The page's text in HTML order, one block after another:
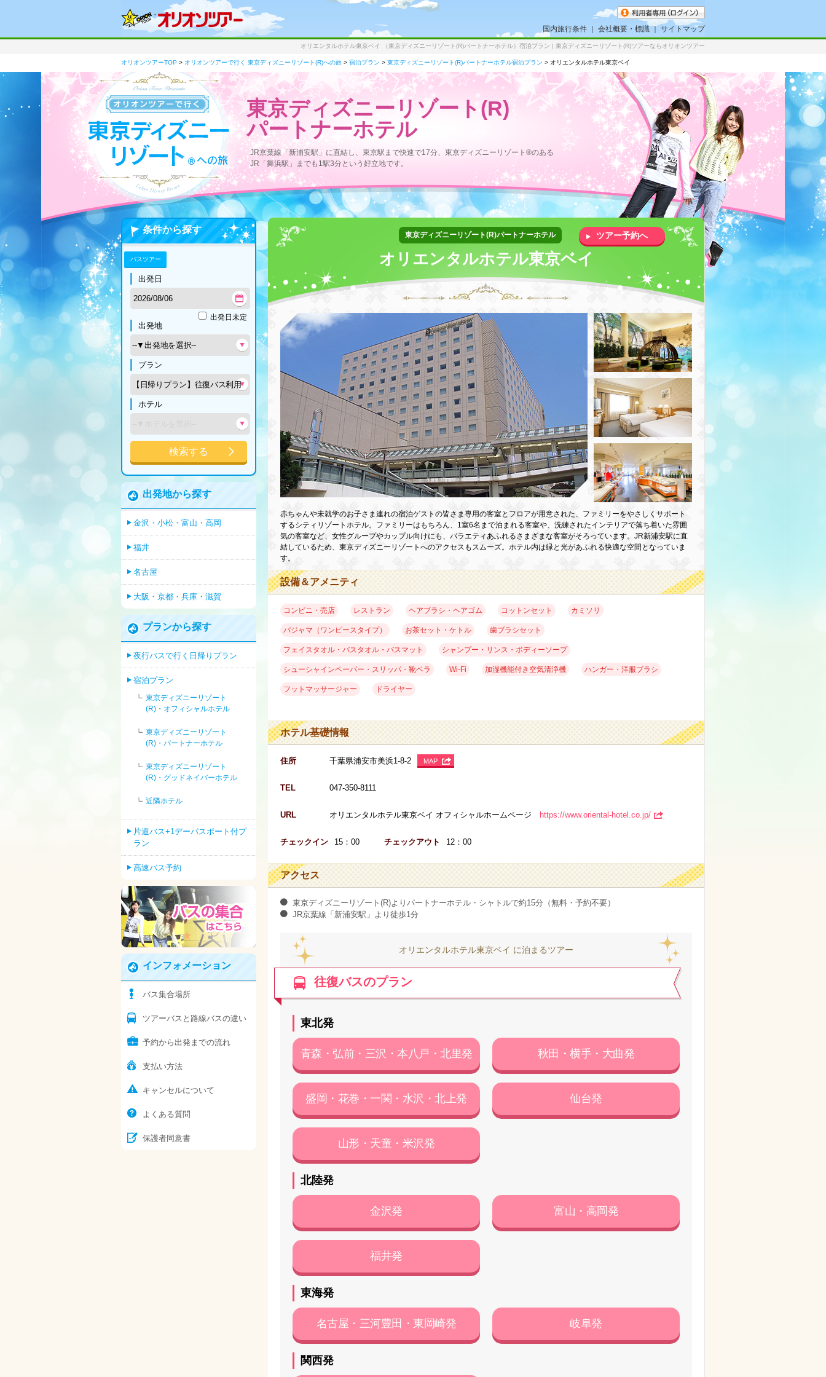
国内旅行条件 会社概要・標識｜ サイトマップ
オリエンタルホテル東京ベイ （東京ディズニーリゾート(R)パートナーホテル）宿泊プラン | 東京ディズニーリゾート(R)ツアーならオリオンツアー
オリオンツアーTOP > オリオンツアーで行く 東京ディズニーリゾート(R)への旅 > 宿泊プラン > 東京ディズニーリゾート(R)パートナーホテル宿泊プラン > オリエンタルホテル東京ベイ
東京ディズニーリゾート(R)
パートナーホテル
JR京葉線「新浦安駅」に直結し、東京駅まで快速で17分、東京ディズニーリゾート®のある
JR「舞浜駅」までも1駅3分という好立地です。
条件から探す
バスツアー
出発日
出発日未定
出発地
プラン
ホテル
検索する
出発地から探す
金沢・小松・富山・高岡
福井
名古屋
大阪・京都・兵庫・滋賀
プランから探す
夜行バスで行く日帰りプラン
宿泊プラン
東京ディズニーリゾート
(R)・オフィシャルホテル
東京ディズニーリゾート
(R)・パートナーホテル
東京ディズニーリゾート
(R)・グッドネイバーホテル
近隣ホテル
片道バス+1デーパスポート付プ
ラン
高速バス予約
インフォメーション
バス集合場所
ツアーバスと路線バスの違い
予約から出発までの流れ
支払い方法
キャンセルについて
よくある質問
保護者同意書
東京ディズニーリゾート(R)パートナーホテル
オリエンタルホテル東京ベイ
ツアー予約へ
赤ちゃんや未就学のお子さま連れの宿泊ゲストの皆さま専用の客室とフロアが用意された、ファミリーをやさしくサポート
するシティリゾートホテル。ファミリーはもちろん、1室6名まで泊まれる客室や、洗練されたインテリアで落ち着いた雰囲
気の客室など、女性グループやカップル向けにも、バラエティあふれるさまざまな客室がそろっています。JR新浦安駅に直
結しているため、東京ディズニーリゾートへのアクセスもスムーズ。ホテル内は緑と光があふれる快適な空間となっていま
す。
設備＆アメニティ
コンビニ・売店 レストラン ヘアブラシ・ヘアゴム コットンセット カミソリ
パジャマ（ワンピースタイプ） お茶セット・ケトル 歯ブラシセット
フェイスタオル・バスタオル・バスマット シャンプー・リンス・ボディーソープ
シューシャインペーパー・スリッパ・靴ベラ Wi-Fi 加湿機能付き空気清浄機 ハンガー・洋服ブラシ
フットマッサージャー ドライヤー
ホテル基礎情報
住所 千葉県浦安市美浜1-8-2 MAP
TEL 047-350-8111
URL オリエンタルホテル東京ベイ オフィシャルホームページ https://www.oriental-hotel.co.jp/
チェックイン 15：00 チェックアウト 12：00
アクセス
東京ディズニーリゾート(R)よりパートナーホテル・シャトルで約15分（無料・予約不要）
JR京葉線「新浦安駅」より徒歩1分
オリエンタルホテル東京ベイ に泊まるツアー
往復バスのプラン
東北発
青森・弘前・三沢・本八戸・北里発 秋田・横手・大曲発
盛岡・花巻・一関・水沢・北上発 仙台発
山形・天童・米沢発
北陸発
金沢発 富山・高岡発
福井発
東海発
名古屋・三河豊田・東岡崎発 岐阜発
関西発